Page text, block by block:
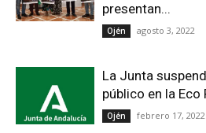
presentan...
Ojén agosto 3, 2022
La Junta
público en la Eco
Ojén febrero 17, 2022